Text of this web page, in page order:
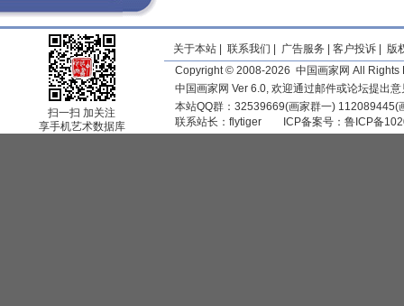
扫一扫 加关注
享手机艺术数据库
关于本站 联系我们 广告服务 客户投诉
版
Copyright © 2008-2026 中国画家网 All Rights
中国画家网 Ver 6.0, 欢迎通过邮件或论坛提出
本站QQ群：32539669(画家群一)
联系站长： flytiger ICP备案号： 鲁ICP备